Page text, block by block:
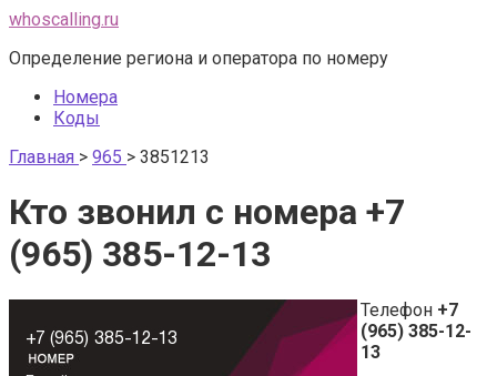
Перейти
контенту
whoscalling.ru
Определение региона и оператора по номеру
Номера
Коды
Главная > 965 > 3851213
Кто звонил с номера +7
(965) 385-12-13
Телефон +7
(965) 385-12-
13